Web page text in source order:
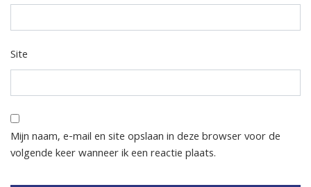
Site
Mijn naam, e-mail en site opslaan in deze browser voor de
volgende keer wanneer ik een reactie plaats.